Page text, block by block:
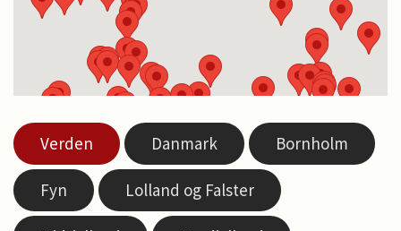
Verden Danmark Bornholm
Fyn Lolland og Falster